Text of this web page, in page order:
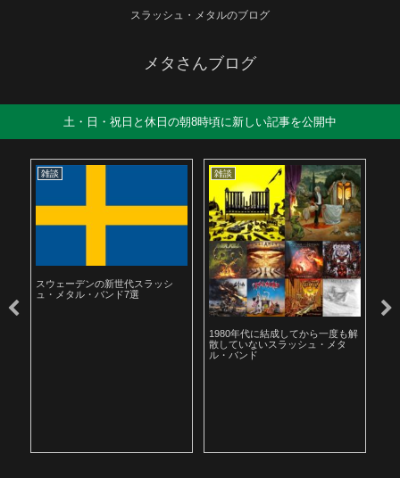
スラッシュ・メタルのブログ
メタさんブログ
土・日・祝日と休日の朝8時頃に新しい記事を公開中
雑談
スウェーデンの新世代スラッシ
ュ・メタル・バンド7選
雑談
1980年代に結成してから一度も解
散していないスラッシュ・メタ
ル・バンド